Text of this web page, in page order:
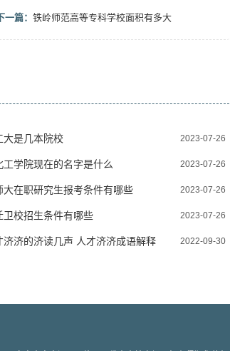
一篇： 铁岭师范高等专科学校面积有多大
大是几本院校 2023-07-26
工学院现在的名字是什么 2023-07-26
大在职研究生报考条件有哪些 2023-07-26
卫校招生条件有哪些 2023-07-26
济济的济读几声 人才济济成语解释 2022-09-30